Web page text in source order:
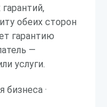
обеих сторон
гарантию
—
услуги.
бизнеса ·